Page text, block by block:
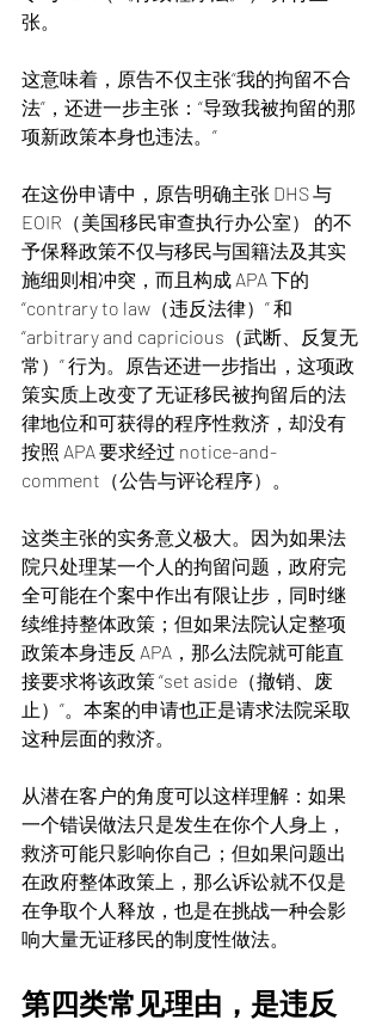
张。
这意味着，原告不仅主张“我的拘留不合
法”，还进一步主张：“导致我被拘留的那
项新政策本身也违法。”
在这份申请中，原告明确主张 DHS 与
EOIR（美国移民审查执行办公室） 的不
予保释政策不仅与移民与国籍法及其实
施细则相冲突，而且构成 APA 下的
“contrary to law（违反法律）” 和
“arbitrary and capricious（武断、反复无
常）” 行为。原告还进一步指出，这项政
策实质上改变了无证移民被拘留后的法
律地位和可获得的程序性救济，却没有
按照 APA 要求经过 notice-and-
comment（公告与评论程序）。
这类主张的实务意义极大。因为如果法
院只处理某一个人的拘留问题，政府完
全可能在个案中作出有限让步，同时继
续维持整体政策；但如果法院认定整项
政策本身违反 APA，那么法院就可能直
接要求将该政策 “set aside（撤销、废
止）”。本案的申请也正是请求法院采取
这种层面的救济。
从潜在客户的角度可以这样理解：如果
一个错误做法只是发生在你个人身上，
救济可能只影响你自己；但如果问题出
在政府整体政策上，那么诉讼就不仅是
在争取个人释放，也是在挑战一种会影
响大量无证移民的制度性做法。
第四类常见理由，是违反